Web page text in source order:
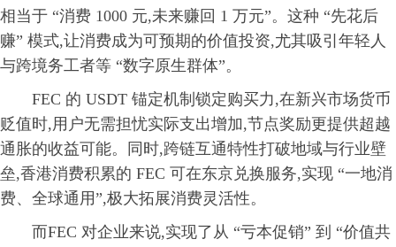
相当于 “消费 1000 元,未来赚回 1 万元”。这种 “先花后
赚” 模式,让消费成为可预期的价值投资,尤其吸引年轻人
与跨境务工者等 “数字原生群体”。
FEC 的 USDT 锚定机制锁定购买力,在新兴市场货币
贬值时,用户无需担忧实际支出增加,节点奖励更提供超越
通胀的收益可能。同时,跨链互通特性打破地域与行业壁
垒,香港消费积累的 FEC 可在东京兑换服务,实现 “一地消
费、全球通用”,极大拓展消费灵活性。
而FEC 对企业来说,实现了从 “亏本促销” 到 “价值共